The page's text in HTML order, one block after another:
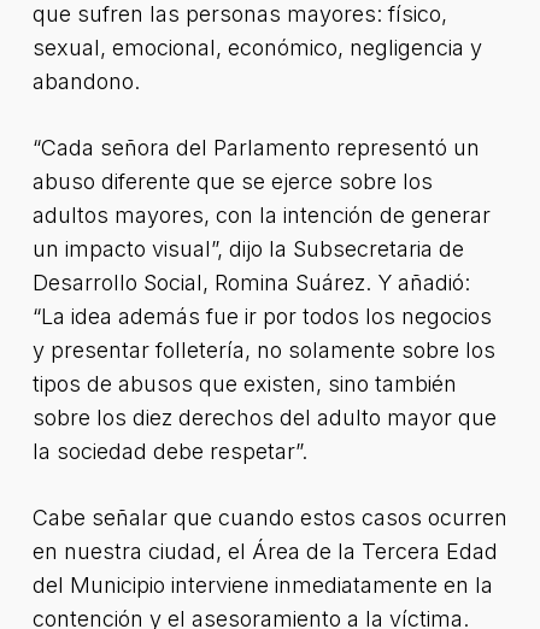
que sufren las personas mayores: físico,
sexual, emocional, económico, negligencia y
abandono.
“Cada señora del Parlamento representó un
abuso diferente que se ejerce sobre los
adultos mayores, con la intención de generar
un impacto visual”, dijo la Subsecretaria de
Desarrollo Social, Romina Suárez. Y añadió:
“La idea además fue ir por todos los negocios
y presentar folletería, no solamente sobre los
tipos de abusos que existen, sino también
sobre los diez derechos del adulto mayor que
la sociedad debe respetar”.
Cabe señalar que cuando estos casos ocurren
en nuestra ciudad, el Área de la Tercera Edad
del Municipio interviene inmediatamente en la
contención y el asesoramiento a la víctima.